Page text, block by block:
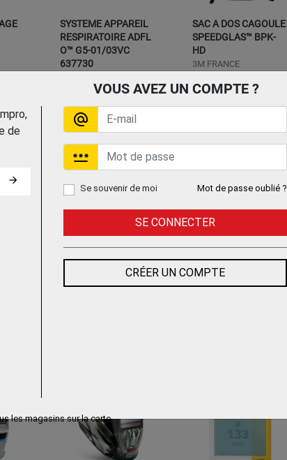
SYSTEME APPAREIL
RESPIRATOIRE ADFL
O™ G5-01/03VC
637730
SAC A DOS CAGOULE
SPEEDGLAS™ BPK-
HD
3M FRANCE
CAGOULE NAVITEK
VOUS AVEZ UN COMPTE ?
de
arrow_forward
alternate_email
password
Se souvenir de moi Mot de passe oublié ?
SE CONNECTER
CRÉER UN COMPTE
les magasins sur la carte